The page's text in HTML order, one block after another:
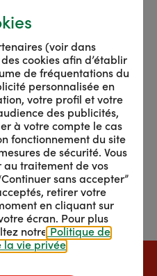
(voir dans
cookies afin d’établir
de fréquentations du
personnalisée en
votre profil et votre
des publicités,
à votre compte le cas
fonctionnement du site
de sécurité. Vous
au traitement de vos
sans accepter”
retirer votre
en cliquant sur
écran. Pour plus
notrePolitique de
la vie privée